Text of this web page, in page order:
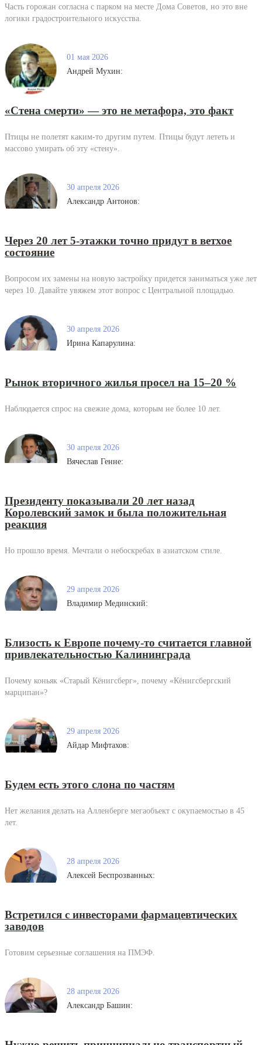
Часть горожан согласна с парком на месте Дома Советов, но это вне
логики градостроительного искусства.
01 мая 2026
Андрей Мухин:
«Стена смерти» — это не метафора, это факт
Птицы не полетят каким-то другим путем. Птицы будут лететь и
массово умирать об эту «стену».
30 апреля 2026
Александр Антонов:
Через 20 лет 5-этажки точно придут в ветхое
состояние
Вопросом их замены на новую застройку придется заниматься уже лет
через 10. Давайте увяжем этот вопрос с Центральной площадью.
30 апреля 2026
Ирина Капарулина:
Рынок вторичного жилья просел на 15–20 %
Наблюдается спрос на свежие дома, которым не более 10 лет.
30 апреля 2026
Вячеслав Генне:
Президенту показывали 20 лет назад
Королевский замок и была положительная
реакция
Но прошло время. Мечтали о небоскребах в азиатском стиле.
29 апреля 2026
Владимир Мединский:
Близость к Европе почему-то считается главной
привлекательностью Калининграда
Почему коньяк «Старый Кёнигсберг», почему «Кёнигсбергский
марципан»?
29 апреля 2026
Айдар Мифтахов:
Будем есть этого слона по частям
Нет желания делать на Алленберге мегаобъект с окупаемостью в 45
лет.
28 апреля 2026
Алексей Беспрозванных:
Встретился с инвесторами фармацевтических
заводов
Готовим серьезные соглашения на ПМЭФ.
28 апреля 2026
Александр Башин: